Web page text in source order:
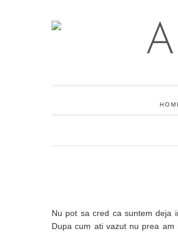
Nu pot sa cred ca suntem deja
Dupa cum ati vazut nu prea